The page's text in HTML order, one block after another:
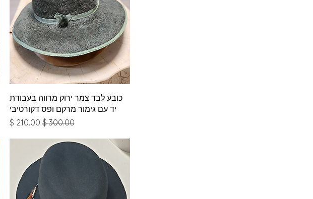
תצוגה מהירה
כובע לבד צמר ירוק מרווה בעבודת
יד עם גימור מרקם ופס דקורטיבי
מחיר רגיל‏300.00 ‏$ מחיר מבצע